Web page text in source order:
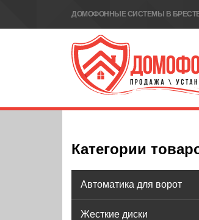
ДОМОФОННЫЕ СИСТЕМЫ В
Категории
Автоматика для ворот
Жесткие диски